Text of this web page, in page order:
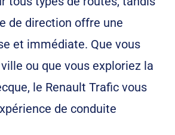
de direction offre une
et immédiate. Que vous
ou que vous exploriez la
le Renault Trafic vous
de conduite